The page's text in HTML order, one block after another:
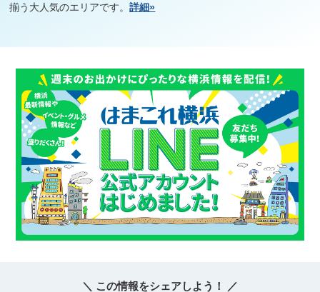
揃う大人気のエリアです。詳細»
＼ この情報をシェアしよう！ ／